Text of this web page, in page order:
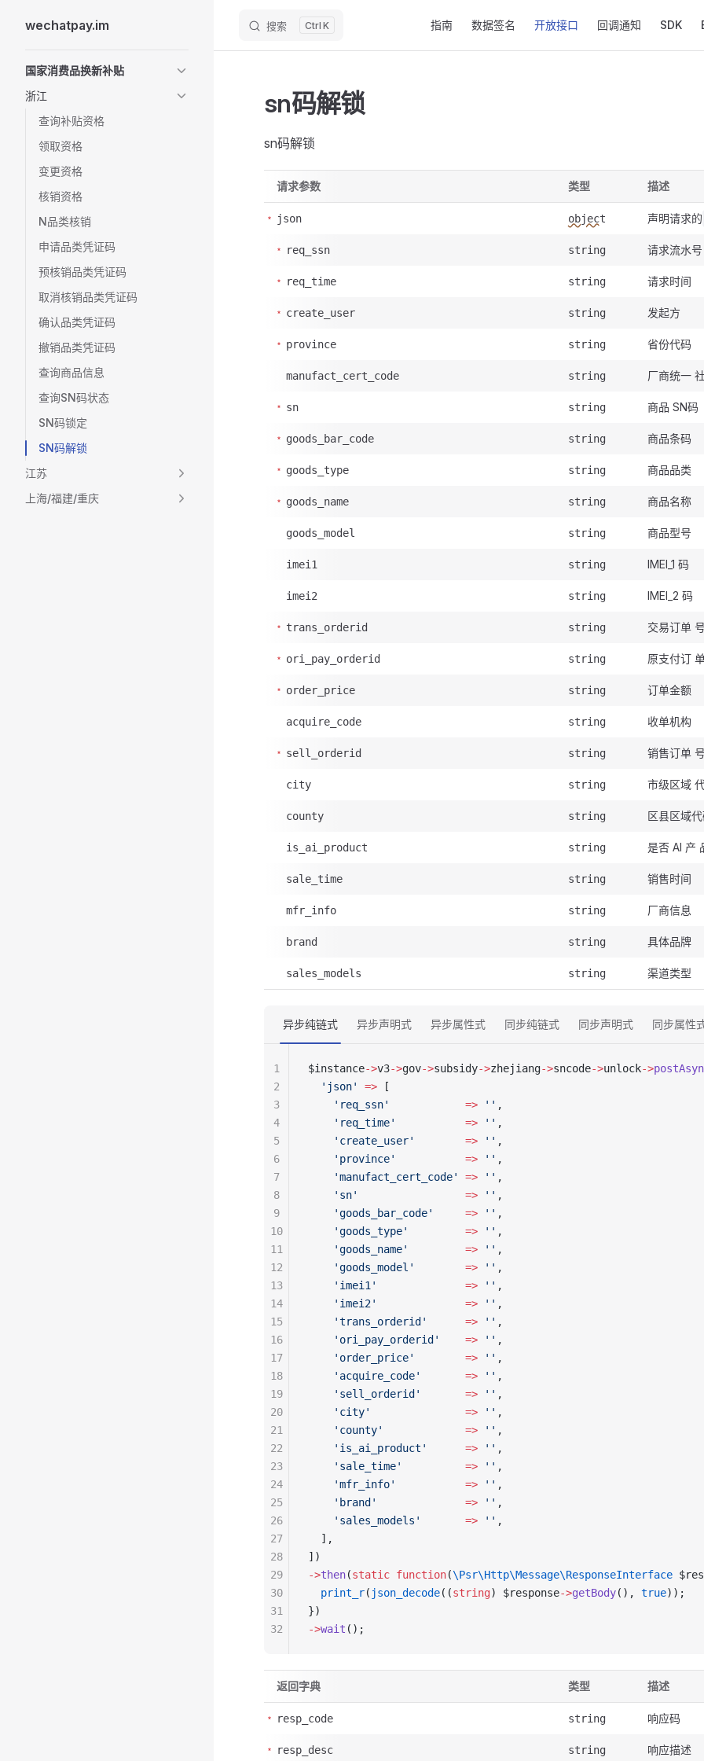
Skip to content
wechatpay.im 搜索 K 指南 数据签名 开放接口 回调通知 SDK
国家消费品换新补贴
浙江
查询补贴资格
领取资格
变更资格
核销资格
N品类核销
申请品类凭证码
预核销品类凭证码
取消核销品类凭证码
确认品类凭证码
撤销品类凭证码
查询商品信息
查询SN码状态
SN码锁定
SN码解锁
江苏
上海/福建/重庆
sn码解锁
sn码解锁
请求参数 类型 描述
json object 声明请求的
req_ssn string 请求流水号
req_time string 请求时间
create_user string 发起方
province string 省份代码
manufact_cert_code string 厂商统一
sn string 商品 SN码
goods_bar_code string 商品条码
goods_type string 商品品类
goods_name string 商品名称
goods_model string 商品型号
imei1 string IMEI_1 码
imei2 string IMEI_2 码
trans_orderid string 交易订单
ori_pay_orderid string 原支付订
order_price string 订单金额
acquire_code string 收单机构
sell_orderid string 销售订单
city string 市级区域
county string 区县区域
is_ai_product string 是否 AI 产
sale_time string 销售时间
mfr_info string 厂商信息
brand string 具体品牌
sales_models string 渠道类型
异步纯链式 异步声明式 异步属性式 同步纯链式 同步声明式 同步属性
$instance->v3->gov->subsidy->zhejiang->sncode->unlock->
  'json'
=> [
    'req_ssn'
            =>
'' ,
    'req_time'
           =>
'' ,
    'create_user'
        =>
'' ,
    'province'
           =>
'' ,
    'manufact_cert_code'
=> '' ,
    'sn'
                 =>
'' ,
    'goods_bar_code'
     =>
'' ,
    'goods_type'
         =>
'' ,
    'goods_name'
         =>
'' ,
    'goods_model'
        =>
'' ,
    'imei1'
              =>
'' ,
    'imei2'
              =>
'' ,
    'trans_orderid'
      =>
'' ,
    'ori_pay_orderid'
    =>
'' ,
    'order_price'
        =>
'' ,
    'acquire_code'
       =>
'' ,
    'sell_orderid'
       =>
'' ,
    'city'
               =>
'' ,
    'county'
             =>
'' ,
    'is_ai_product'
      =>
'' ,
    'sale_time'
          =>
'' ,
    'mfr_info'
           =>
'' ,
    'brand'
              =>
'' ,
    'sales_models'
       =>
'' ,
  ],
])
->then(static function(\Psr\Http\Message\ResponseInterface
  print_r
( json_decode((string) $response->getBody(), true));
})
->wait ();
1
2
3
4
5
6
7
8
9
10
11
12
13
14
15
16
17
18
19
20
21
22
23
24
25
26
27
28
29
30
31
32
返回字典 类型 描述
resp_code string 响应码
resp_desc string 响应描述